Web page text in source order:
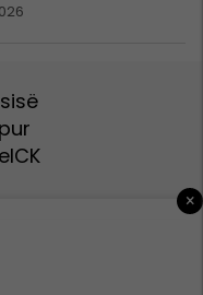
ICK
×